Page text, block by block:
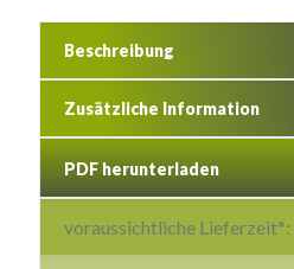
Beschreibung
Zusätzliche Information
PDF herunterladen
voraussichtliche Lieferzeit*: